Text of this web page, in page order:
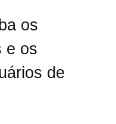
os
e os
de